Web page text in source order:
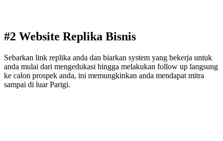
#2 Website Replika Bisnis
Sebarkan link replika anda dan biarkan system yang bekerja untuk
anda mulai dari mengedukasi hingga melakukan follow up langsung
ke calon prospek anda, ini memungkinkan anda mendapat mitra
sampai di luar Parigi.